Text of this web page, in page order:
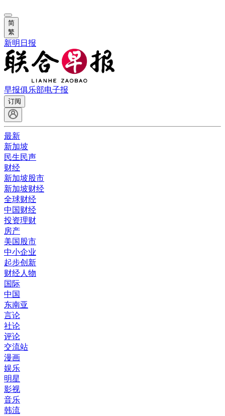
简
繁
新明日报
早报俱乐部电子报
订阅
最新
新加坡
民生民声
财经
新加坡股市
新加坡财经
全球财经
中国财经
投资理财
房产
美国股市
中小企业
起步创新
财经人物
国际
中国
东南亚
言论
社论
评论
交流站
漫画
娱乐
明星
影视
音乐
韩流